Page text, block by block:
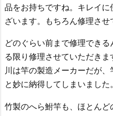
品をお持ちですね。キレイ
ざいます。もちろん修理させ
どのぐらい前まで修理でき
る限り修理させていただき
川は竿の製造メーカーだが、
と妙に納得してしまいました。
竹製のへら鮒竿も、ほとん